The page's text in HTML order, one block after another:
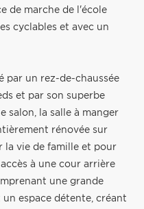
de marche de l'école
cyclables et avec un
par un rez-de-chaussée
et par son superbe
salon, la salle à manger
rénovée sur
la vie de famille et pour
à une cour arrière
une grande
espace détente, créant